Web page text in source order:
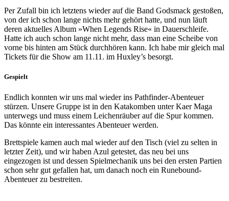
Per Zufall bin ich letztens wieder auf die Band Godsmack gestoßen,
von der ich schon lange nichts mehr gehört hatte, und nun läuft
deren aktuelles Album »When Legends Rise« in Dauerschleife.
Hatte ich auch schon lange nicht mehr, dass man eine Scheibe von
vorne bis hinten am Stück durchhören kann. Ich habe mir gleich mal
Tickets für die Show am 11.11. im Huxley’s besorgt.
Gespielt
Endlich konnten wir uns mal wieder ins Pathfinder-Abenteuer
stürzen. Unsere Gruppe ist in den Katakomben unter Kaer Maga
unterwegs und muss einem Leichenräuber auf die Spur kommen.
Das könnte ein interessantes Abenteuer werden.
Brettspiele kamen auch mal wieder auf den Tisch (viel zu selten in
letzter Zeit), und wir haben Azul getestet, das neu bei uns
eingezogen ist und dessen Spielmechanik uns bei den ersten Partien
schon sehr gut gefallen hat, um danach noch ein Runebound-
Abenteuer zu bestreiten.